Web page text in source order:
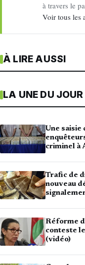
à travers le
Voir tous les
À LIRE AUSSI
LA UNE DU JOUR
Une saisie
criminel à
Trafic de
nouveau
Réforme
conteste
(vidéo)